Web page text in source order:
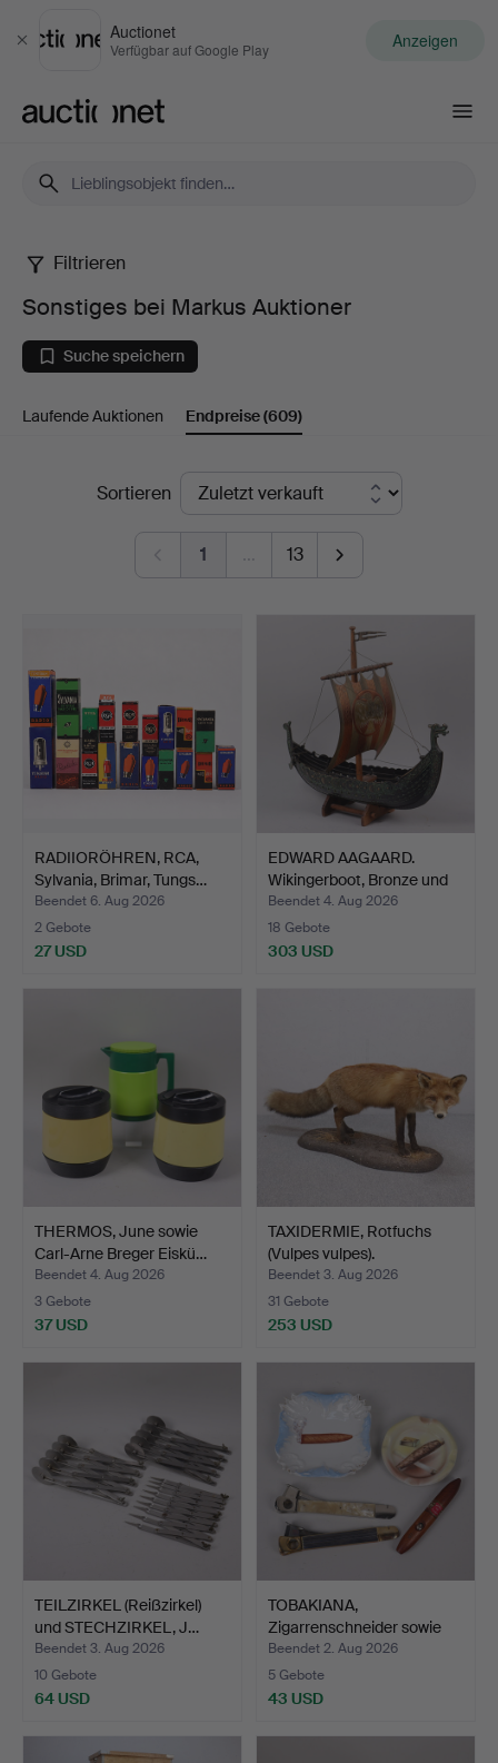
Schließen
Auctionet
Verfügbar auf Google Play Anzeigen
Sonstiges
bei
Markus
Auktioner
Filtrieren
Sonstiges bei Markus Auktioner
Suche speichern
Laufende Auktionen Endpreise(609)
EndpreiseSortieren
1 … 13
RADIIORÖHREN, RCA,
Sylvania, Brimar, Tungs…
Beendet 6. Aug 2026
2 Gebote
27 USD
EDWARD AAGAARD.
Wikingerboot, Bronze und
K…
Beendet 4. Aug 2026
18 Gebote
303 USD
THERMOS, June sowie
Carl-Arne Breger Eiskü…
Beendet 4. Aug 2026
3 Gebote
37 USD
TAXIDERMIE, Rotfuchs
(Vulpes vulpes).
Beendet 3. Aug 2026
31 Gebote
253 USD
TEILZIRKEL (Reißzirkel)
und STECHZIRKEL, J…
Beendet 3. Aug 2026
10 Gebote
64 USD
TOBAKIANA,
Zigarrenschneider sowie
Zigarre…
Beendet 2. Aug 2026
5 Gebote
43 USD